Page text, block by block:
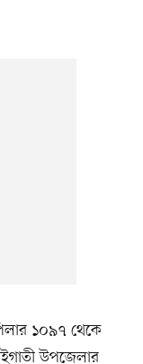
১০৯৭ থেকে
উপজেলার